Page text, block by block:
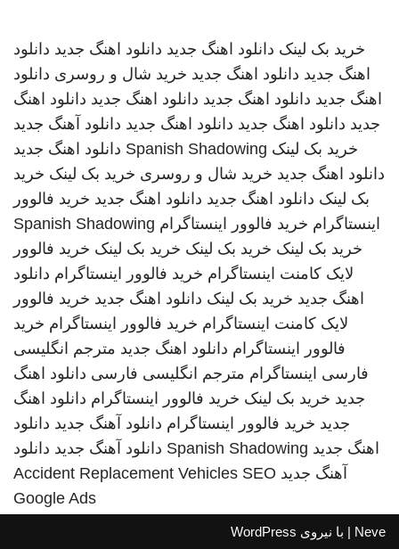
خرید بک لینک دانلود اهنگ جدید دانلود اهنگ جدید دانلود
اهنگ جدید دانلود اهنگ جدید خرید شال و روسری دانلود
اهنگ جدید دانلود اهنگ جدید دانلود اهنگ جدید دانلود اهنگ
جدید دانلود اهنگ جدید دانلود اهنگ جدید دانلود آهنگ جدید
خرید بک لینک Spanish Shadowing دانلود اهنگ جدید
دانلود اهنگ جدید خرید شال و روسری خرید بک لینک خرید
بک لینک دانلود اهنگ جدید دانلود اهنگ جدید خرید فالوور
اینستاگرام خرید فالوور اینستاگرام Spanish Shadowing
خرید بک لینک خرید بک لینک خرید بک لینک خرید فالوور
لایک کامنت اینستاگرام خرید فالوور اینستاگرام دانلود
اهنگ جدید خرید بک لینک دانلود اهنگ جدید خرید فالوور
لایک کامنت اینستاگرام خرید فالوور اینستاگرام خرید
فالوور اینستاگرام دانلود اهنگ جدید مترجم انگلیسی
فارسی اینستاگرام مترجم انگلیسی فارسی دانلود اهنگ
جدید خرید بک لینک خرید فالوور اینستاگرام دانلود اهنگ
جدید خرید فالوور اینستاگرام دانلود آهنگ جدید دانلود
اهنگ جدید Spanish Shadowing دانلود آهنگ جدید دانلود
آهنگ جدید
Accident Replacement Vehicles SEO
Google Ads
Neve | با نیروی WordPress